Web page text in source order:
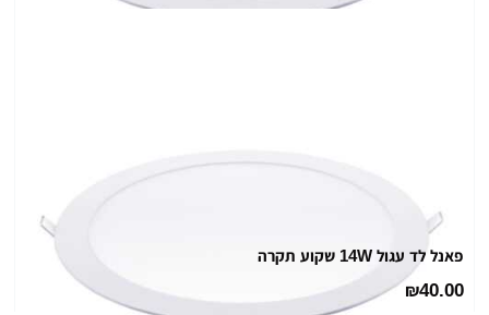
פאנל לד עגול 14W שקוע תקרה
₪40.00